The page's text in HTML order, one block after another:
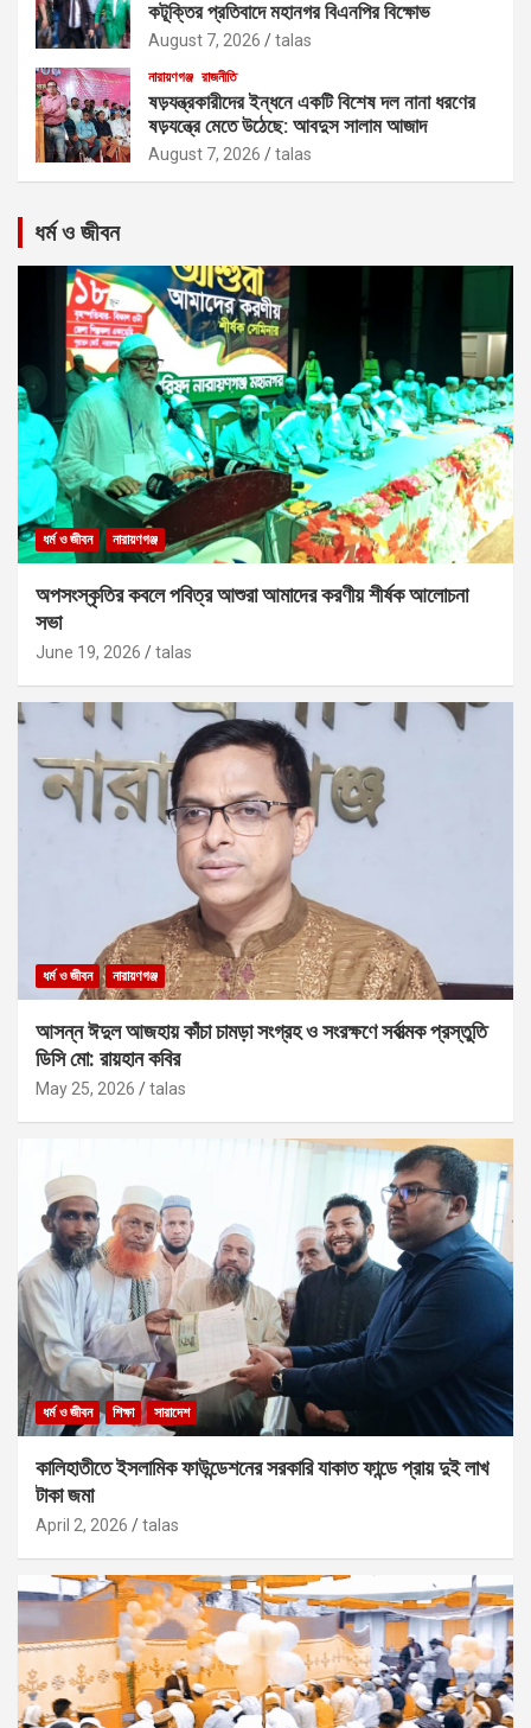
কটূক্তির প্রতিবাদে মহানগর বিএনপির বিক্ষোভ
August 7, 2026 talas
নারায়ণগঞ্জ রাজনীতি
ষড়যন্ত্রকারীদের ইন্ধনে একটি বিশেষ দল নানা ধরণের
ষড়যন্ত্রে মেতে উঠেছে: আবদুস সালাম আজাদ
August 7, 2026 talas
ধর্ম ও জীবন
ধর্ম ও জীবন নারায়ণগঞ্জ
অপসংস্কৃতির কবলে পবিত্র আশুরা আমাদের করণীয় শীর্ষক আলোচনা
সভা
June 19, 2026 talas
ধর্ম ও জীবন নারায়ণগঞ্জ
আসন্ন ঈদুল আজহায় কাঁচা চামড়া সংগ্রহ ও সংরক্ষণে সর্বাত্মক প্রস্তুতি
ডিসি মো: রায়হান কবির
May 25, 2026 talas
ধর্ম ও জীবন শিক্ষা সারাদেশ
কালিহাতীতে ইসলামিক ফাউন্ডেশনের সরকারি যাকাত ফান্ডে প্রায় দুই লাখ
টাকা জমা
April 2, 2026 talas